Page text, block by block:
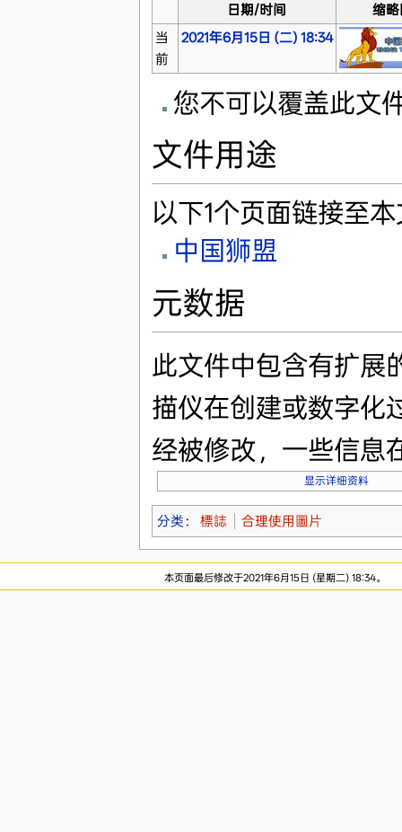
日期/时间
缩
当
前
2021年6月15日 (二) 18:34
您不可以覆盖此文
文件用途
以下1个页面链接至
中国狮盟
元数据
此文件中包含有扩展
描仪在创建或数字化
经被修改，一些信息
显示详细资料
分类 ： 標誌 合理使用圖片
本页面最后修改于2021年6月15日 (星期二) 18:34。